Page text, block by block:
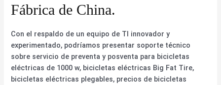
Fábrica de China.
Con el respaldo de un equipo de TI innovador y
experimentado, podríamos presentar soporte técnico
sobre servicio de preventa y posventa para bicicletas
eléctricas de 1000 w, bicicletas eléctricas Big Fat Tire,
bicicletas eléctricas plegables, precios de bicicletas